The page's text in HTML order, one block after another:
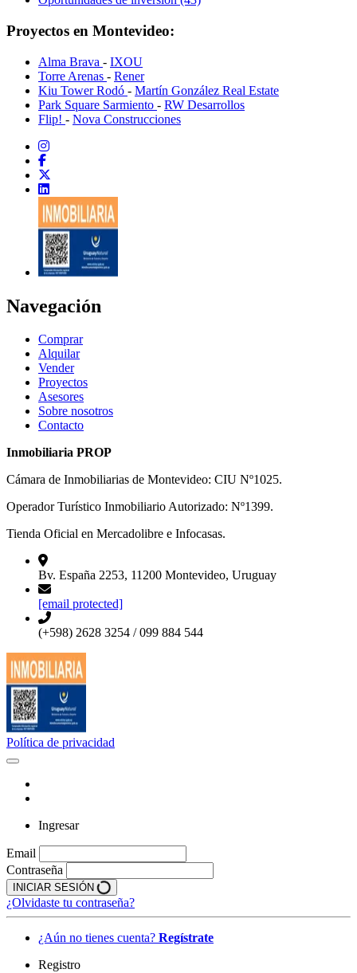
Proyectos en Montevideo:
Alma Brava - IXOU
Torre Arenas - Rener
Kiu Tower Rodó - Martín González Real Estate
Park Square Sarmiento - RW Desarrollos
Flip! - Nova Construcciones
Navegación
Comprar
Alquilar
Vender
Proyectos
Asesores
Sobre nosotros
Contacto
Inmobiliaria PROP
Cámara de Inmobiliarias de Montevideo: CIU Nº1025.
Operador Turístico Inmobiliario Autorizado: Nº1399.
Tienda Oficial en Mercadolibre e Infocasas.
Bv. España 2253, 11200 Montevideo, Uruguay
[email protected]
(+598) 2628 3254 / 099 884 544
Política de privacidad
Ingresar
Email
Contraseña
INICIAR SESIÓN
¿Olvidaste tu contraseña?
¿Aún no tienes cuenta? Regístrate
Registro